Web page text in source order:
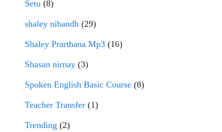
Setu (8)
shaley nibandh (29)
Shaley Prarthana Mp3 (16)
Shasan nirnay (3)
Spoken English Basic Course (8)
Teacher Transfer (1)
Trending (2)